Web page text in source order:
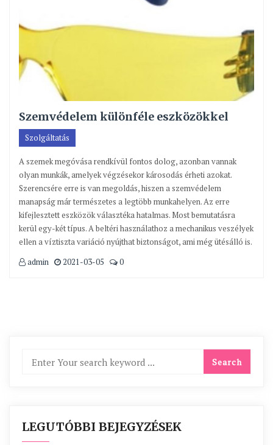
Szemvédelem különféle eszközökkel
Szolgáltatás
A szemek megóvása rendkívül fontos dolog, azonban vannak
olyan munkák, amelyek végzésekor károsodás érheti azokat.
Szerencsére erre is van megoldás, hiszen a szemvédelem
manapság már természetes a legtöbb munkahelyen. Az erre
kifejlesztett eszközök választéka hatalmas. Most bemutatásra
kerül egy-két típus. A beltéri használathoz a mechanikus veszélyek
ellen a víztiszta variáció nyújthat biztonságot, ami még ütésálló is.
admin
2021-03-05 0
LEGUTÓBBI BEJEGYZÉSEK